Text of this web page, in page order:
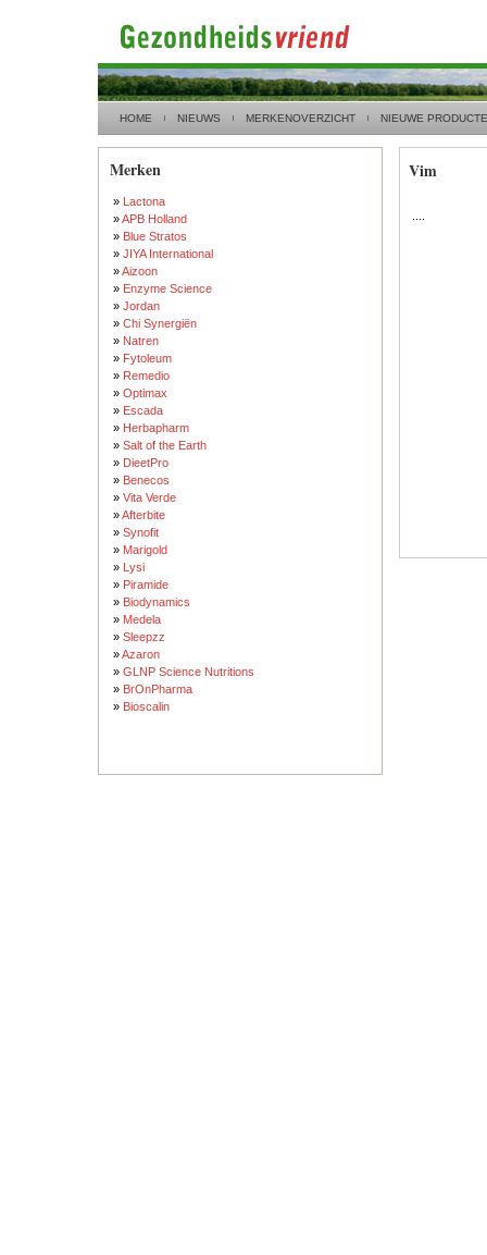
HOME NIEUWS MERKENOVERZICHT NIEUWE
Merken
» Lactona
»APB Holland
» Blue Stratos
» JIYA International
»Aizoon
» Enzyme Science
» Jordan
» Chi Synergiën
» Natren
» Fytoleum
» Remedio
» Optimax
» Escada
» Herbapharm
» Salt of the Earth
» DieetPro
» Benecos
» Vita Verde
»Afterbite
» Synofit
» Marigold
» Lysi
» Piramide
» Biodynamics
» Medela
» Sleepzz
»Azaron
» GLNP Science Nutritions
» BrOnPharma
» Bioscalin
Vim